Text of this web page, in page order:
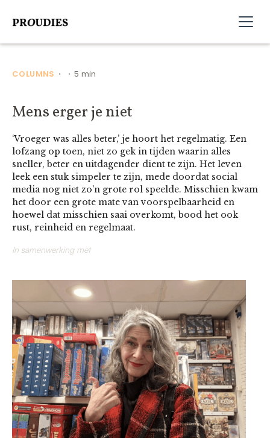
COLUMNS • • 5 min
Mens erger je niet
‘Vroeger was alles beter,’ je hoort het regelmatig. Een
lofzang op toen, niet zo gek in tijden waarin alles
sneller, beter en uitdagender dient te zijn. Het leven
leek een stuk simpeler te zijn, mede doordat social
media nog niet zo’n grote rol speelde. Misschien kwam
het door een grote mate van voorspelbaarheid en
hoewel dat misschien saai overkomt, bood het ook
rust, reinheid en regelmaat.
In samenwerking met